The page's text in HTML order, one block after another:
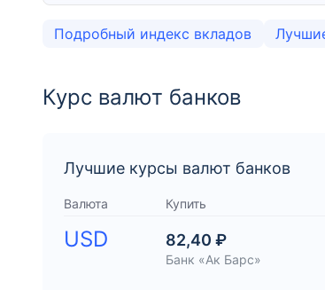
Подробный индекс вкладов
Курс валют банков
Лучшие курсы валют банков
Валюта Купить
USD 82,40 ₽
Банк «Ак Барс»